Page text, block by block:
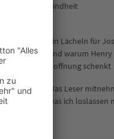
Kindheit
Ein Lächeln für
und warum
Hoffnung schenkt
Was Leser
was ich loslassen